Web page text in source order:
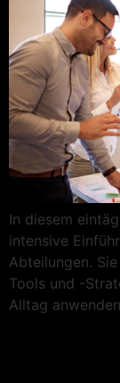
In diesem
intensive
Abteilungen.
Tools und -
Alltag